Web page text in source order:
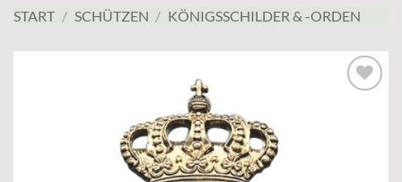
START / SCHÜTZEN / KÖNIGSSCHILDER & -ORDEN